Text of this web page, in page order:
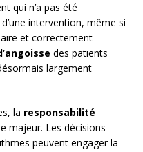
qui n’a pas été
intervention, même si
et correctement
des patients
largement
la responsabilité
majeur. Les décisions
peuvent engager la